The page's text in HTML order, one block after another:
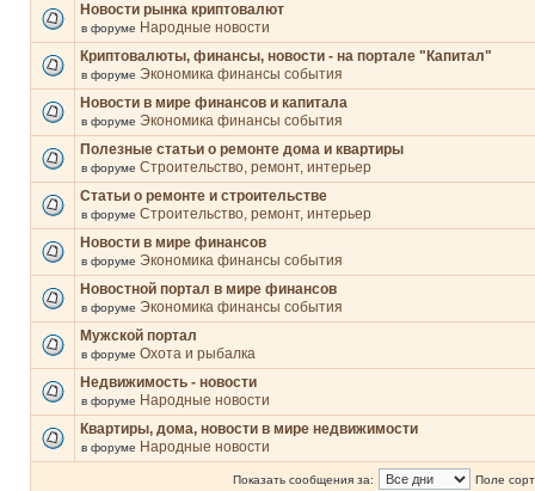
Новости рынка криптовалют
в форуме Народные новости
Криптовалюты, финансы, новости - на портале "Капитал"
в форуме Экономика финансы события
Новости в мире финансов и капитала
в форуме Экономика финансы события
Полезные статьи о ремонте дома и квартиры
в форуме Строительство, ремонт, интерьер
Статьи о ремонте и строительстве
в форуме Строительство, ремонт, интерьер
Новости в мире финансов
в форуме Экономика финансы события
Новостной портал в мире финансов
в форуме Экономика финансы события
Мужской портал
в форуме Охота и рыбалка
Недвижимость - новости
в форуме Народные новости
Квартиры, дома, новости в мире недвижимости
в форуме Народные новости
Показать сообщения за:
Поле